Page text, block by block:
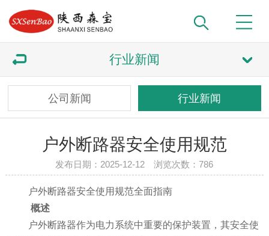
行业新闻
公司新闻 行业新闻
户外断路器安全使用规范
发布日期：2025-12-12 浏览次数：786
户外断路器安全使用规范全面指南
概述
户外断路器作为电力系统中重要的保护装置，其安全使